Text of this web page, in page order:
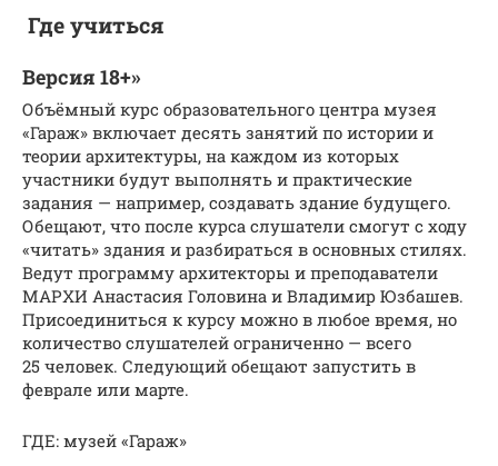
Где учиться
Версия 18+»
Объёмный курс образовательного центра музея
«Гараж» включает десять занятий по истории и
теории архитектуры, на каждом из которых
участники будут выполнять и практические
задания — например, создавать здание будущего.
Обещают, что после курса слушатели смогут с ходу
«читать» здания и разбираться в основных стилях.
Ведут программу архитекторы и преподаватели
МАРХИ Анастасия Головина и Владимир Юзбашев.
Присоединиться к курсу можно в любое время, но
количество слушателей ограниченно — всего
25 человек. Следующий обещают запустить в
феврале или марте.
ГДЕ: музей «Гараж»